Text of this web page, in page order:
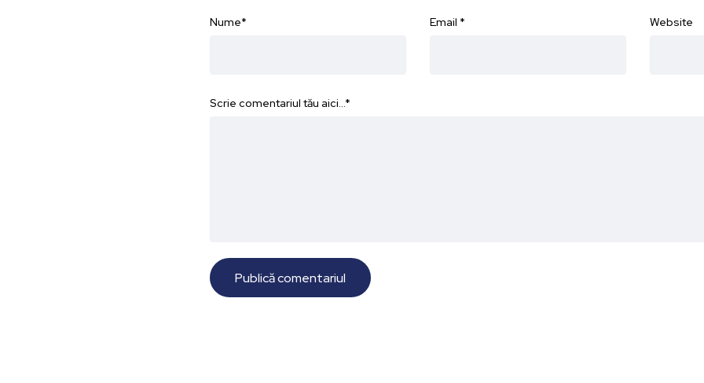
Nume* Email * Website
Scrie comentariul tău aici...*